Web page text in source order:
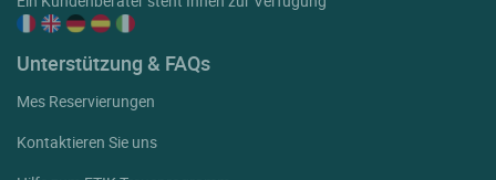
Unterstützung & FAQs
Mes Reservierungen
Kontaktieren Sie uns